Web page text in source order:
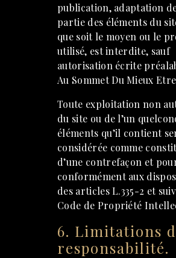
publication, adaptation
partie des éléments du
que soit le moyen ou le
utilisé, est interdite, sauf
autorisation écrite
Au Sommet Du Mieux
Toute exploitation non
du site ou de l’un
éléments qu’il contient
considérée comme
d’une contrefaçon et
conformément aux
des articles L.335-2 et
Code de Propriété
6. Limitations
responsabilité.